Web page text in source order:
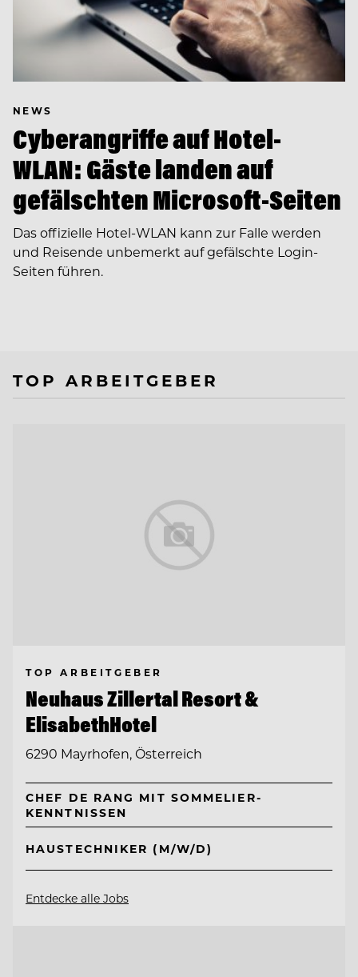
NEWS
Cyberangriffe auf Hotel-
WLAN: Gäste landen auf
gefälschten Microsoft-Seiten
Das offizielle Hotel-WLAN kann zur Falle werden
und Reisende unbemerkt auf gefälschte Login-
Seiten führen.
TOP ARBEITGEBER
TOP ARBEITGEBER
Neuhaus Zillertal Resort &
ElisabethHotel
6290 Mayrhofen, Österreich
CHEF DE RANG MIT SOMMELIER-
KENNTNISSEN
HAUSTECHNIKER (M/W/D)
Entdecke alle Jobs